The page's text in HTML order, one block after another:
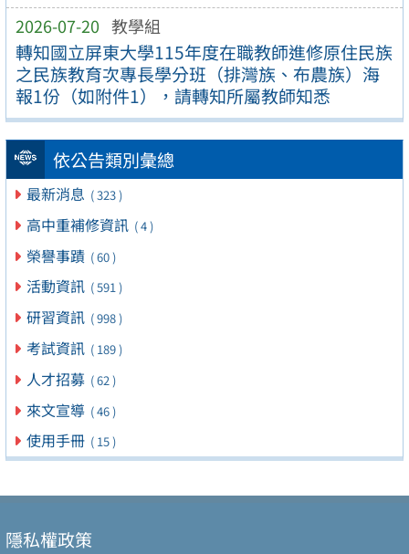
2026-07-20 教學組
轉知國立屏東大學115年度在職教師進修原住民族
之民族教育次專長學分班（排灣族、布農族）海
報1份（如附件1），請轉知所屬教師知悉
依公告類別彙總
最新消息 ( 323 )
高中重補修資訊 ( 4 )
榮譽事蹟 ( 60 )
活動資訊 ( 591 )
研習資訊 ( 998 )
考試資訊 ( 189 )
人才招募 ( 62 )
來文宣導 ( 46 )
使用手冊 ( 15 )
隱私權政策